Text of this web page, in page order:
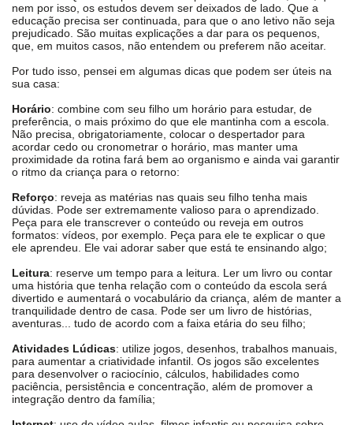
nem por isso, os estudos devem ser deixados de lado. Que a
educação precisa ser continuada, para que o ano letivo não seja
prejudicado. São muitas explicações a dar para os pequenos,
que, em muitos casos, não entendem ou preferem não aceitar.
Por tudo isso, pensei em algumas dicas que podem ser úteis na
sua casa:
Horário: combine com seu filho um horário para estudar, de
preferência, o mais próximo do que ele mantinha com a escola.
Não precisa, obrigatoriamente, colocar o despertador para
acordar cedo ou cronometrar o horário, mas manter uma
proximidade da rotina fará bem ao organismo e ainda vai garantir
o ritmo da criança para o retorno:
Reforço: reveja as matérias nas quais seu filho tenha mais
dúvidas. Pode ser extremamente valioso para o aprendizado.
Peça para ele transcrever o conteúdo ou reveja em outros
formatos: vídeos, por exemplo. Peça para ele te explicar o que
ele aprendeu. Ele vai adorar saber que está te ensinando algo;
Leitura: reserve um tempo para a leitura. Ler um livro ou contar
uma história que tenha relação com o conteúdo da escola será
divertido e aumentará o vocabulário da criança, além de manter a
tranquilidade dentro de casa. Pode ser um livro de histórias,
aventuras... tudo de acordo com a faixa etária do seu filho;
Atividades Lúdicas: utilize jogos, desenhos, trabalhos manuais,
para aumentar a criatividade infantil. Os jogos são excelentes
para desenvolver o raciocínio, cálculos, habilidades como
paciência, persistência e concentração, além de promover a
integração dentro da família;